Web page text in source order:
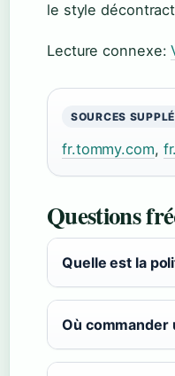
le style
Lecture connexe:
SOURCES
fr.tommy.com,
Questions
Quelle est la
Où commander